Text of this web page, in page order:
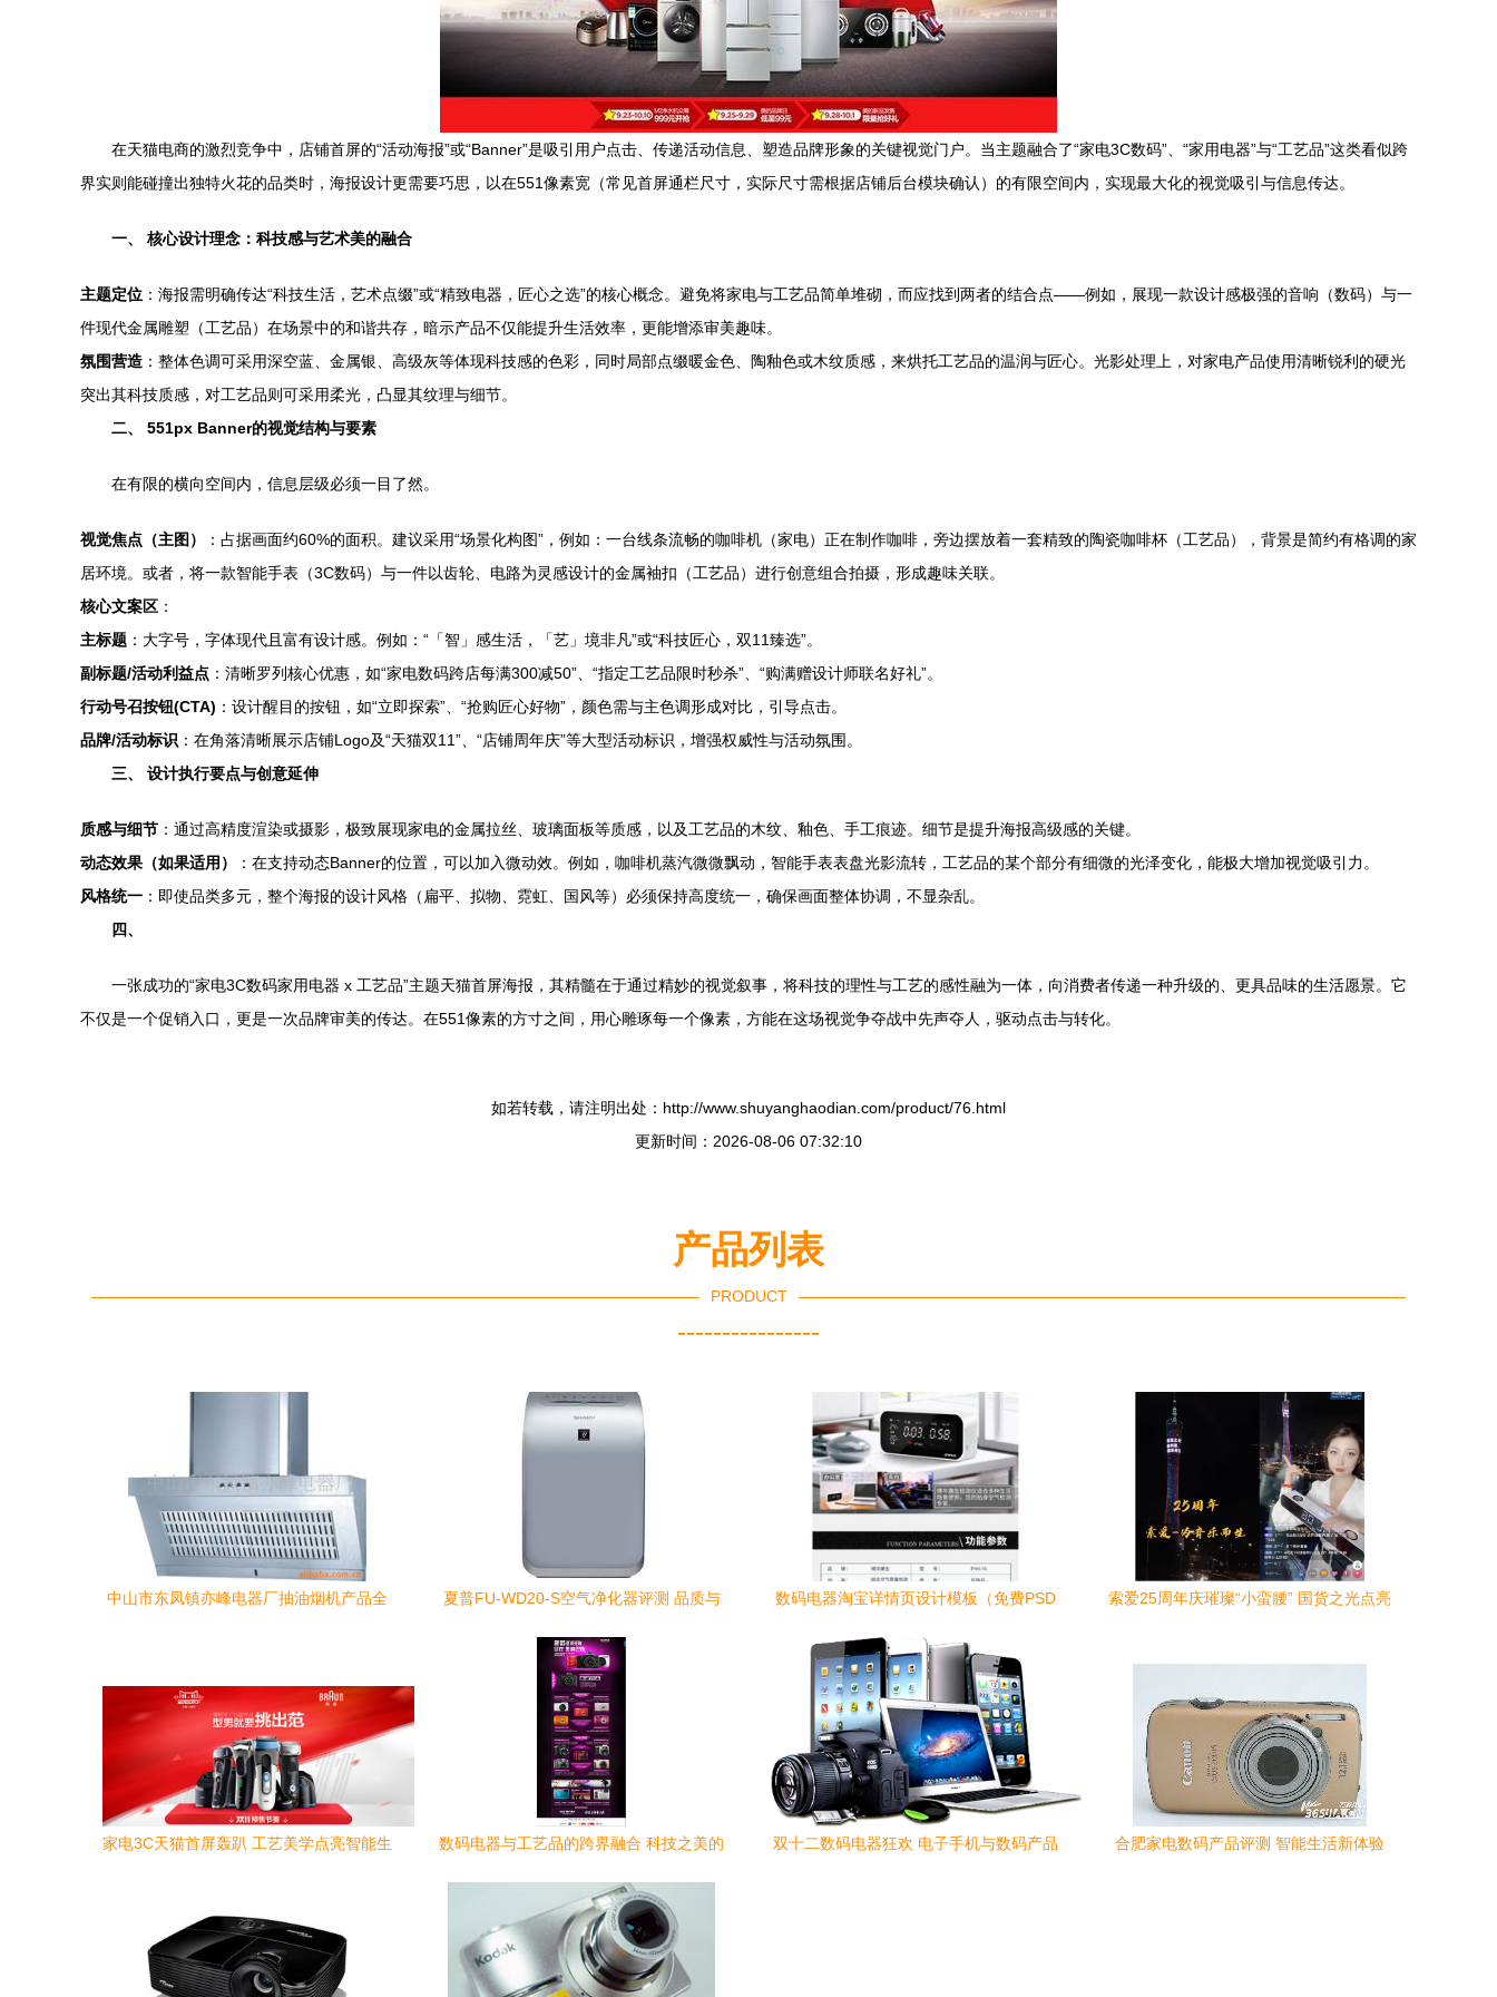
在天猫电商的激烈竞争中，店铺首屏的“活动海报”或“Banner”是吸引用户点击、传递活动信息、塑造品牌形象的关键视觉门户。当主题融合了“家电3C数码”、“家用电器”与“工艺品”这类看似跨
界实则能碰撞出独特火花的品类时，海报设计更需要巧思，以在551像素宽（常见首屏通栏尺寸，实际尺寸需根据店铺后台模块确认）的有限空间内，实现最大化的视觉吸引与信息传达。
一、 核心设计理念：科技感与艺术美的融合
主题定位 ：海报需明确传达“科技生活，艺术点缀”或“精致电器，匠心之选”的核心概念。避免将家电与工艺品简单堆砌，而应找到两者的结合点——例如，展现一款设计感极强的音响（数码）与一
件现代金属雕塑（工艺品）在场景中的和谐共存，暗示产品不仅能提升生活效率，更能增添审美趣味。
氛围营造 ：整体色调可采用深空蓝、金属银、高级灰等体现科技感的色彩，同时局部点缀暖金色、陶釉色或木纹质感，来烘托工艺品的温润与匠心。光影处理上，对家电产品使用清晰锐利的硬光
突出其科技质感，对工艺品则可采用柔光，凸显其纹理与细节。
二、 551px Banner的视觉结构与要素
在有限的横向空间内，信息层级必须一目了然。
视觉焦点（主图）
：占据画面约60%的面积。建议采用“场景化构图”，例如：一台线条流畅的咖啡机（家电）正在制作咖啡，旁边摆放着一套精致的陶瓷咖啡杯（工艺品），背景是简约有格调的家
居环境。或者，将一款智能手表（3C数码）与一件以齿轮、电路为灵感设计的金属袖扣（工艺品）进行创意组合拍摄，形成趣味关联。
核心文案区 ：
主标题 ：大字号，字体现代且富有设计感。例如：“「智」感生活，「艺」境非凡”或“科技匠心，双11臻选”。
副标题/活动利益点 ：清晰罗列核心优惠，如“家电数码跨店每满300减50”、“指定工艺品限时秒杀”、“购满赠设计师联名好礼”。
行动号召按钮(CTA) ：设计醒目的按钮，如“立即探索”、“抢购匠心好物”，颜色需与主色调形成对比，引导点击。
品牌/活动标识 ：在角落清晰展示店铺Logo及“天猫双11”、“店铺周年庆”等大型活动标识，增强权威性与活动氛围。
三、 设计执行要点与创意延伸
质感与细节 ：通过高精度渲染或摄影，极致展现家电的金属拉丝、玻璃面板等质感，以及工艺品的木纹、釉色、手工痕迹。细节是提升海报高级感的关键。
动态效果（如果适用）
：在支持动态Banner的位置，可以加入微动效。例如，咖啡机蒸汽微微飘动，智能手表表盘光影流转，工艺品的某个部分有细微的光泽变化，能极大增加视觉吸引力。
风格统一 ：即使品类多元，整个海报的设计风格（扁平、拟物、霓虹、国风等）必须保持高度统一，确保画面整体协调，不显杂乱。
四、
一张成功的“家电3C数码家用电器 x 工艺品”主题天猫首屏海报，其精髓在于通过精妙的视觉叙事，将科技的理性与工艺的感性融为一体，向消费者传递一种升级的、更具品味的生活愿景。它
不仅是一个促销入口，更是一次品牌审美的传达。在551像素的方寸之间，用心雕琢每一个像素，方能在这场视觉争夺战中先声夺人，驱动点击与转化。
如若转载，请注明出处：http://www.shuyanghaodian.com/product/76.html
更新时间：2026-08-06 07:32:10
产品列表
PRODUCT
----------------
中山市东凤镇亦峰电器厂抽油烟机产品全
夏普FU-WD20-S空气净化器评测 品质与
数码电器淘宝详情页设计模板（免费PSD
索爱25周年庆璀璨“小蛮腰” 国货之光点亮
家电3C天猫首屏轰趴 工艺美学点亮智能生
数码电器与工艺品的跨界融合 科技之美的
双十二数码电器狂欢 电子手机与数码产品
合肥家电数码产品评测 智能生活新体验